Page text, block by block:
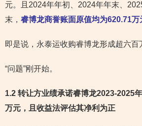
元。且2024年年初、2024年年末、
末， 睿博龙商誉账面原值均为620.71万
即是说，永泰运收购睿博龙形成超六百
“问题”刚开始。
1.2 转让方业绩承诺睿博龙2023-2025
万元，且收益法评估其净利为正